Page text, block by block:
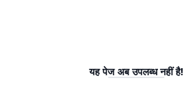
यह पेज अब उपलब्ध नहीं है!